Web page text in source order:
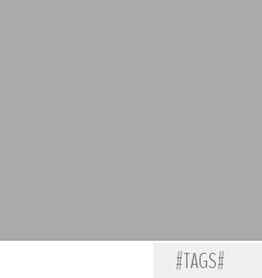
#TAGS#